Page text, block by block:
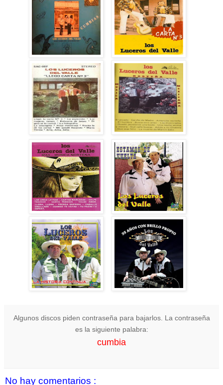
Algunos discos piden contraseña para bajarlos. La contraseña
es la siguiente palabra:
cumbia
No hay comentarios :